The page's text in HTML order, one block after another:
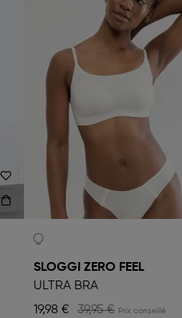
SLOGGI ZERO FEEL
ULTRA BRA
19,98 €
39,95 €